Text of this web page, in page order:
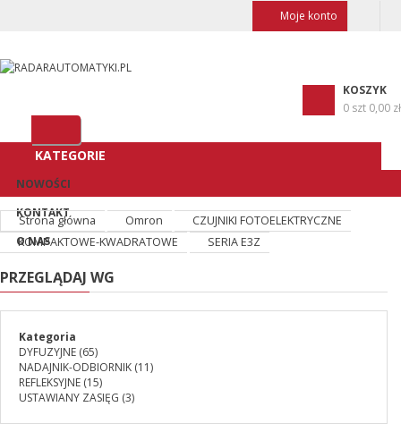
Moje konto
KOSZYK
0 szt 0,00 zł
KATEGORIE
NOWOŚCI
KONTAKT
O NAS
Strona główna Omron
CZUJNIKI FOTOELEKTRYCZNE
KOMPAKTOWE-KWADRATOWE
SERIA E3Z
PRZEGLĄDAJ WG
Kategoria
DYFUZYJNE (65)
NADAJNIK-ODBIORNIK (11)
REFLEKSYJNE (15)
USTAWIANY ZASIĘG (3)